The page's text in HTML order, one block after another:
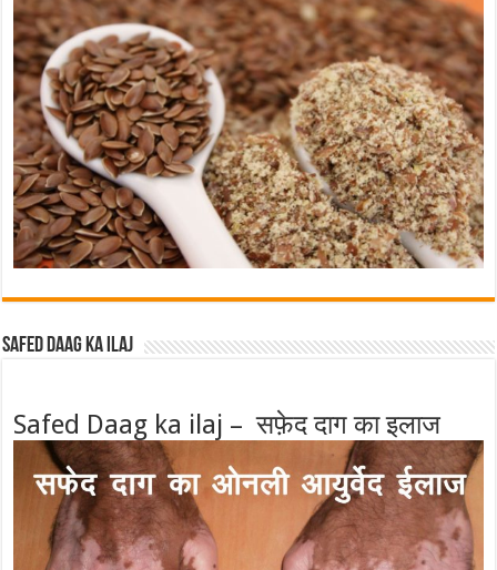
Safed Daag ka ilaj
Safed Daag ka ilaj – सफ़ेद दाग का इलाज